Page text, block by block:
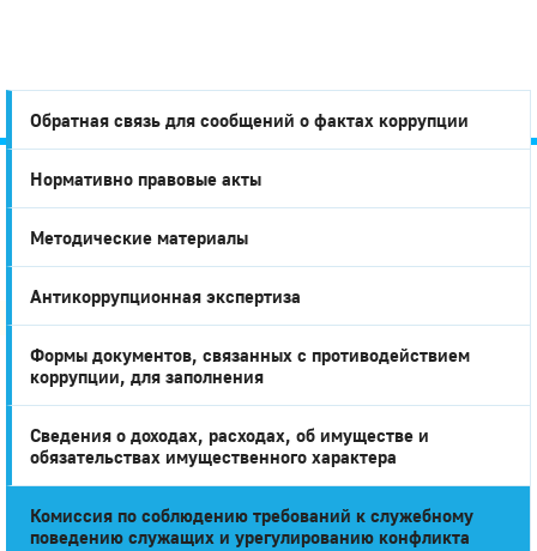
Город
Глазов
Обратная связь для сообщений о фактах коррупции
Нормативно правовые акты
Методические материалы
Антикоррупционная экспертиза
Формы документов, связанных с противодействием
коррупции, для заполнения
Сведения о доходах, расходах, об имуществе и
обязательствах имущественного характера
Комиссия по соблюдению требований к служебному
поведению служащих и урегулированию конфликта